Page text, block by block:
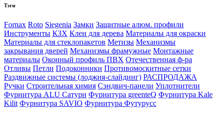
Тэги
Fornax Roto Siegenia Замки Защитные алюм. профили
Инструменты КЗХ Клеи для дерева Материалы для окраски
Материалы для стеклопакетов Метизы Механизмы
закрывания дверей Механизмы фрамужные Монтажные
материалы Оконный профиль ПВХ Отечественная ф-ра
Отливы Петли Подоконники Противомоскитные сетки
Раздвижные системы (лоджия-слайдинг) РАСПРОДАЖА
Ручки Строительная химия Сэндвич-панели Уплотнители
Фурнитура ALU Сатурн Фурнитура greenteQ Фурнитура Kale
Kilit Фурнитура SAVIO Фурнитура Футурусс